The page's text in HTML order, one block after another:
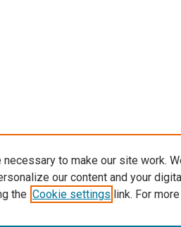
to make our site work.
our content and your
the Cookie settings link. For